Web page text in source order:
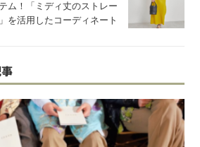
ム！「ミディ丈のストレー
を活用したコーディネート